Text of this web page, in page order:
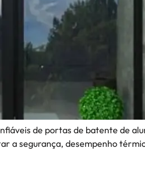
​​de portas de batente de
a segurança, desempenho